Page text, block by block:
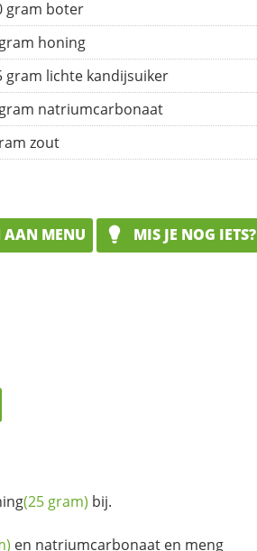
gram boter
honing
gram lichte kandijsuiker
natriumcarbonaat
zout
AAN MENU
MIS JE NOG IETS?
(25 gram) bij.
en natriumcarbonaat en meng